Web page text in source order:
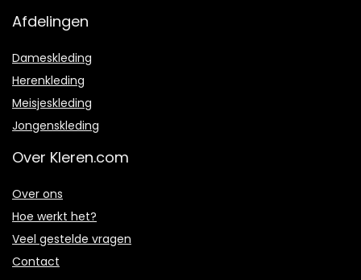
Afdelingen
Dameskleding
Herenkleding
Meisjeskleding
Jongenskleding
Over Kleren.com
Over ons
Hoe werkt het?
Veel gestelde vragen
Contact